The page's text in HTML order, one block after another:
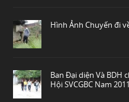
Hình Ảnh Chuyến đi
Ban Đại diện Và BDH
Hội SVCGBC Nam 2011